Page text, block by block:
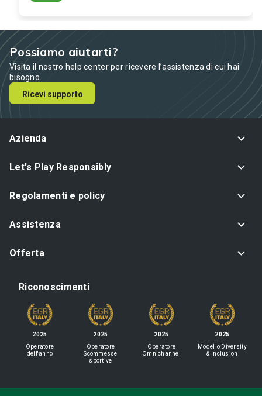
Possiamo aiutarti?
Visita il nostro help center per ricevere l’assistenza di cui hai
bisogno.
Ricevi supporto
Azienda
Let's Play Responsibly
Regolamenti e policy
Assistenza
Offerta
Riconoscimenti
2025
Operatore
dell'anno
2025
Operatore
Scommesse
sportive
2025
Operatore
Omnichannel
2025
Modello Diversity
& Inclusion